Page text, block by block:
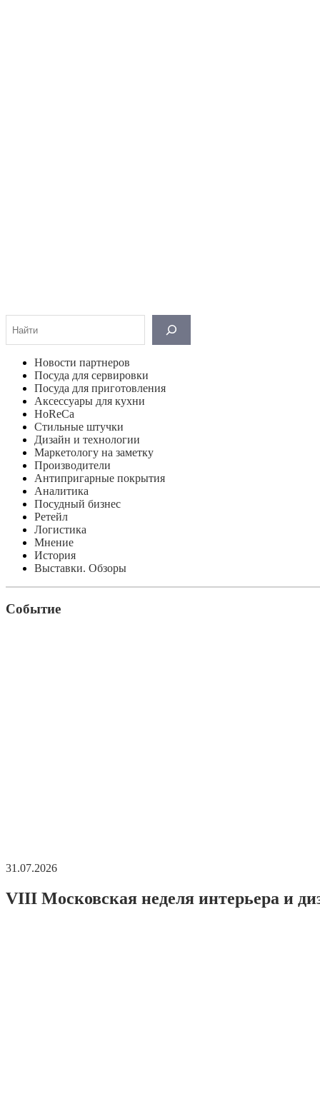
Новости партнеров
Посуда для сервировки
Посуда для приготовления
Аксессуары для кухни
HoReCa
Стильные штучки
Дизайн и технологии
Маркетологу на заметку
Производители
Антипригарные покрытия
Аналитика
Посудный бизнес
Ретейл
Логистика
Мнение
История
Выставки. Обзоры
Событие
31.07.2026
VIII Московская неделя интерьера и